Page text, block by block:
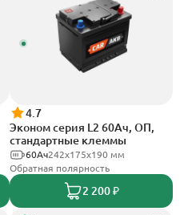
4.7
Эконом серия L2 60Ач, ОП,
стандартные клеммы
242х175х190 мм
60Ач
Обратная полярность
2 200 ₽